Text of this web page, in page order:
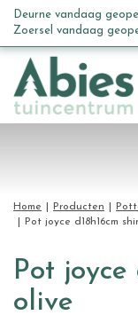
n
Home Producten
Pot joyce d18h16cm
Deurne vandaag
Zoersel vandaag
Pot joyce
olive